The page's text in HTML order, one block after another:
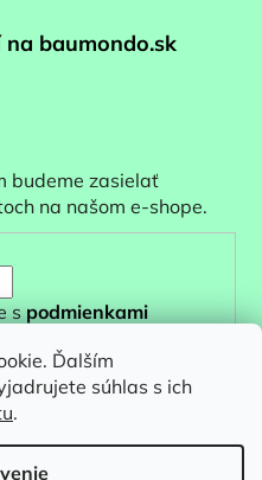
Ďalším
súhlas s ich
.
na baumondo.sk
budeme zasielať
na našom e-shope.
spodmienkami